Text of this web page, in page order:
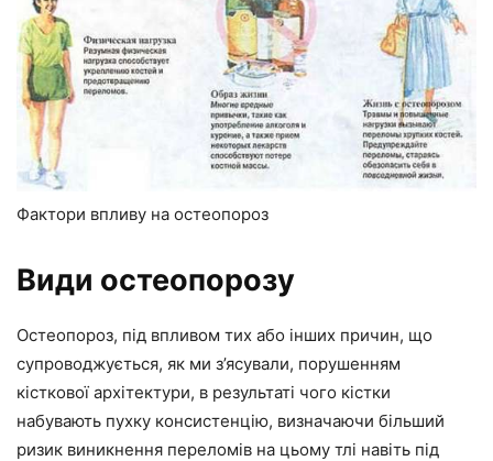
Фактори впливу на остеопороз
Види остеопорозу
Остеопороз, під впливом тих або інших причин, що
супроводжується, як ми з’ясували, порушенням
кісткової архітектури, в результаті чого кістки
набувають пухку консистенцію, визначаючи більший
ризик виникнення переломів на цьому тлі навіть під